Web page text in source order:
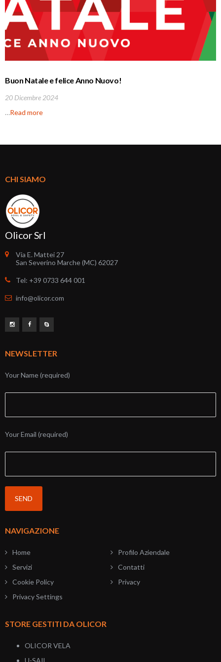
Buon Natale e felice Anno Nuovo!
20 Dicembre 2024
…Read more
CHI SIAMO
Olicor Srl
Via E. Mattei 27
San Severino Marche (MC) 62027
Tel: +39 0733 644 001
info@olicor.com
NEWSLETTER
Your Name (required)
Your Email (required)
NAVIGAZIONE
Home
Profilo Aziendale
Servizi
Contatti
Cookie Policy
Privacy
Privacy Settings
STORE GESTITI DA OLICOR
OLICOR VELA
U-SAIL